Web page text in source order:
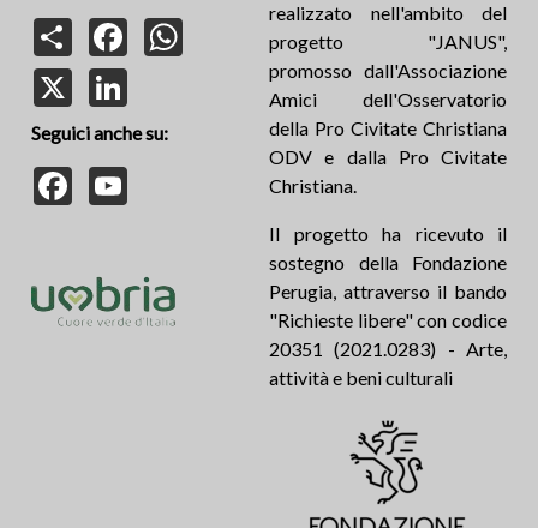
Share
FacebookWhatsApp
Seguici anche su:
Facebook
realizzato nell'ambito del
progetto "JANUS",
promosso dall'Associazione
Amici dell'Osservatorio
della Pro Civitate Christiana
ODV e dalla Pro Civitate
Christiana.
Il progetto ha ricevuto il
sostegno della Fondazione
Perugia, attraverso il bando
"Richieste libere" con codice
20351 (2021.0283) - Arte,
attività e beni culturali